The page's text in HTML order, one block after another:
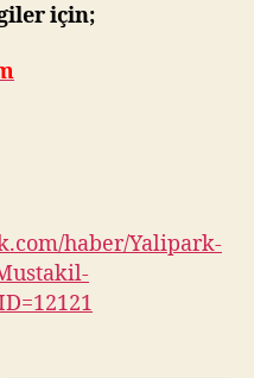
için;
haber/Yalipark-